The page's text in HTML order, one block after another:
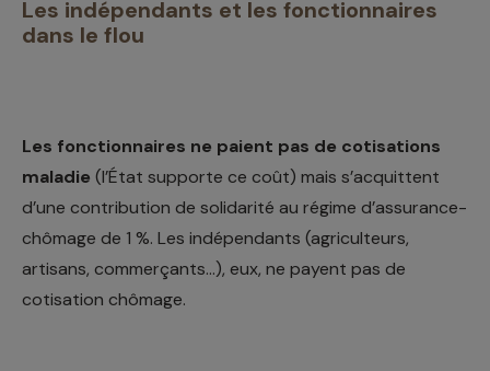
Les indépendants et les fonctionnaires
dans le flou
Les fonctionnaires ne paient pas de cotisations
maladie (l’État supporte ce coût) mais s’acquittent
d’une contribution de solidarité au régime d’assurance-
chômage de 1 %. Les indépendants (agriculteurs,
artisans, commerçants...), eux, ne payent pas de
cotisation chômage.